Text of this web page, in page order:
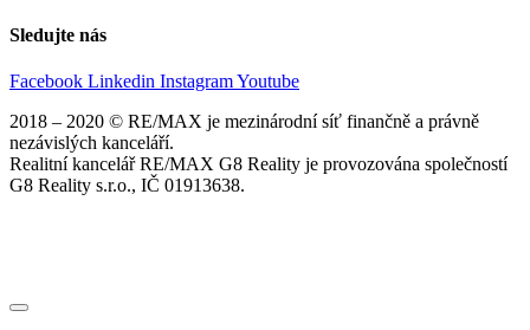
Sledujte nás
Facebook Linkedin InstagramYoutube
2018 – 2020 © RE/MAX je mezinárodní síť finančně a právně
nezávislých kanceláří.
Realitní kancelář RE/MAX G8 Reality je provozována společností
G8 Reality s.r.o., IČ 01913638.